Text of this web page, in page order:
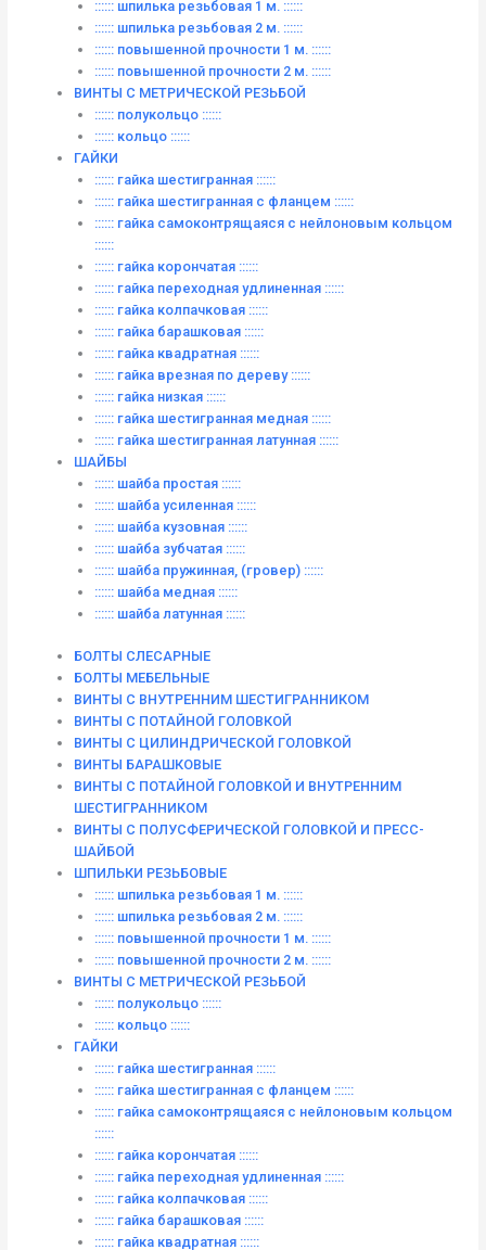
:::::: шпилька резьбовая 1 м. ::::::
:::::: шпилька резьбовая 2 м. ::::::
:::::: повышенной прочности 1 м. ::::::
:::::: повышенной прочности 2 м. ::::::
ВИНТЫ C МЕТРИЧЕСКОЙ РЕЗЬБОЙ
:::::: полукольцо ::::::
:::::: кольцо ::::::
ГАЙКИ
:::::: гайка шестигранная ::::::
:::::: гайка шестигранная с фланцем ::::::
:::::: гайка самоконтрящаяся с нейлоновым кольцом
::::::
:::::: гайка корончатая ::::::
:::::: гайка переходная удлиненная ::::::
:::::: гайка колпачковая ::::::
:::::: гайка барашковая ::::::
:::::: гайка квадратная ::::::
:::::: гайка врезная по дереву ::::::
:::::: гайка низкая ::::::
:::::: гайка шестигранная медная ::::::
:::::: гайка шестигранная латунная ::::::
ШАЙБЫ
:::::: шайба простая ::::::
:::::: шайба усиленная ::::::
:::::: шайба кузовная ::::::
:::::: шайба зубчатая ::::::
:::::: шайба пружинная, (гровер) ::::::
:::::: шайба медная ::::::
:::::: шайба латунная ::::::
БОЛТЫ СЛЕСАРНЫЕ
БОЛТЫ МЕБЕЛЬНЫЕ
ВИНТЫ С ВНУТРЕННИМ ШЕСТИГРАННИКОМ
ВИНТЫ С ПОТАЙНОЙ ГОЛОВКОЙ
ВИНТЫ С ЦИЛИНДРИЧЕСКОЙ ГОЛОВКОЙ
ВИНТЫ БАРАШКОВЫЕ
ВИНТЫ С ПОТАЙНОЙ ГОЛОВКОЙ И ВНУТРЕННИМ
ШЕСТИГРАННИКОМ
ВИНТЫ С ПОЛУСФЕРИЧЕСКОЙ ГОЛОВКОЙ И ПРЕСС-
ШАЙБОЙ
ШПИЛЬКИ РЕЗЬБОВЫЕ
:::::: шпилька резьбовая 1 м. ::::::
:::::: шпилька резьбовая 2 м. ::::::
:::::: повышенной прочности 1 м. ::::::
:::::: повышенной прочности 2 м. ::::::
ВИНТЫ C МЕТРИЧЕСКОЙ РЕЗЬБОЙ
:::::: полукольцо ::::::
:::::: кольцо ::::::
ГАЙКИ
:::::: гайка шестигранная ::::::
:::::: гайка шестигранная с фланцем ::::::
:::::: гайка самоконтрящаяся с нейлоновым кольцом
::::::
:::::: гайка корончатая ::::::
:::::: гайка переходная удлиненная ::::::
:::::: гайка колпачковая ::::::
:::::: гайка барашковая ::::::
:::::: гайка квадратная ::::::